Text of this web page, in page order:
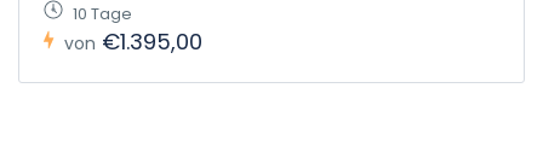
10 Tage
von €1.395,00